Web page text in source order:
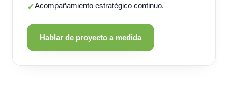
✓Acompañamiento estratégico continuo.
Hablar de proyecto a medida